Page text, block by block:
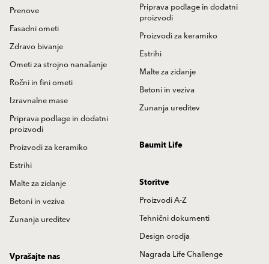
Priprava podlage in dodatni
proizvodi
Proizvodi za keramiko
Estrihi
Malte za zidanje
Betoni in veziva
Zunanja ureditev
Prenove
Fasadni ometi
Zdravo bivanje
Ometi za strojno nanašanje
Ročni in fini ometi
Izravnalne mase
Priprava podlage in dodatni
proizvodi
Proizvodi za keramiko
Estrihi
Malte za zidanje
Betoni in veziva
Zunanja ureditev
Baumit Life
Storitve
Proizvodi A-Z
Tehnični dokumenti
Design orodja
Nagrada Life Challenge
Vprašajte nas